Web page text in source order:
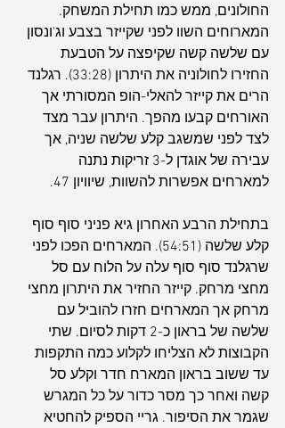
החולונים, ממש כמו תחילת המשחק.
המארוחים השוו לפני שקייזר בצבע וג'ונסון
עם שלשה קשה שקיפצה על הטבעת
החזירו לחולוניה את היתרון (33:28). רגלנד
הרים את קייזר להאלי-הופ המסורתי אך
האורחים קבעו מהפך. היתרון עבר מצד
לצד לפני שמשגב קלע שלשה שניה, אך
עבירה של אוגדן ל-3 זריקות נתנה
למארחים אפשרות להשוות, שיוויון 47.
בתחילת הרבע האחרון גיא פניני סוף סוף
קלע שלשה (54:51). המארחים הפכו לפני
שרגלנד סוף סוף עלה על הלוח עם סל
מחצי מרחק. קייזר החזיר את היתרון מחצי
מרחק אך המארחים חזרו להוביל עם
שלשה של בראון כ-2 דקות לסיום. שתי
הקבוצות לא הצליחו לקלוע כמה התקפות
עד ששוב בראון המארח חדר וקלע סל
קשה ואחר כך מסר כדור על כל המגרש
שגמר את הסיפור. גריי הספיק להחטיא